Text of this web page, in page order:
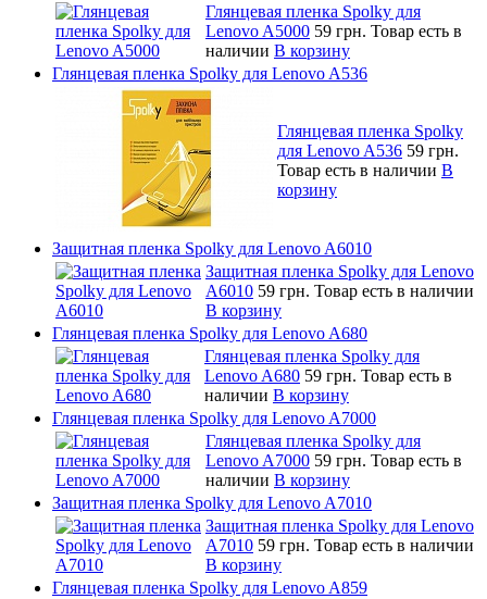
Глянцевая пленка Spolky для
Lenovo A5000 59 грн. Товар есть в
наличии В корзину
Глянцевая пленка Spolky для Lenovo A536
Глянцевая пленка Spolky
для Lenovo A536 59 грн.
Товар есть в наличии В
корзину
Защитная пленка Spolky для Lenovo A6010
Защитная пленка Spolky для Lenovo
A6010 59 грн. Товар есть в наличии
В корзину
Глянцевая пленка Spolky для Lenovo A680
Глянцевая пленка Spolky для
Lenovo A680 59 грн. Товар есть в
наличии В корзину
Глянцевая пленка Spolky для Lenovo A7000
Глянцевая пленка Spolky для
Lenovo A7000 59 грн. Товар есть в
наличии В корзину
Защитная пленка Spolky для Lenovo A7010
Защитная пленка Spolky для Lenovo
A7010 59 грн. Товар есть в наличии
В корзину
Глянцевая пленка Spolky для Lenovo A859